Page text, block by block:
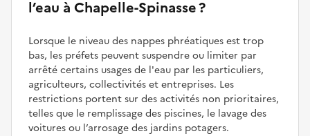
l’eau à Chapelle-Spinasse ?
Lorsque le niveau des nappes phréatiques est trop
bas, les préfets peuvent suspendre ou limiter par
arrêté certains usages de l'eau par les particuliers,
agriculteurs, collectivités et entreprises. Les
restrictions portent sur des activités non prioritaires,
telles que le remplissage des piscines, le lavage des
voitures ou l’arrosage des jardins potagers.